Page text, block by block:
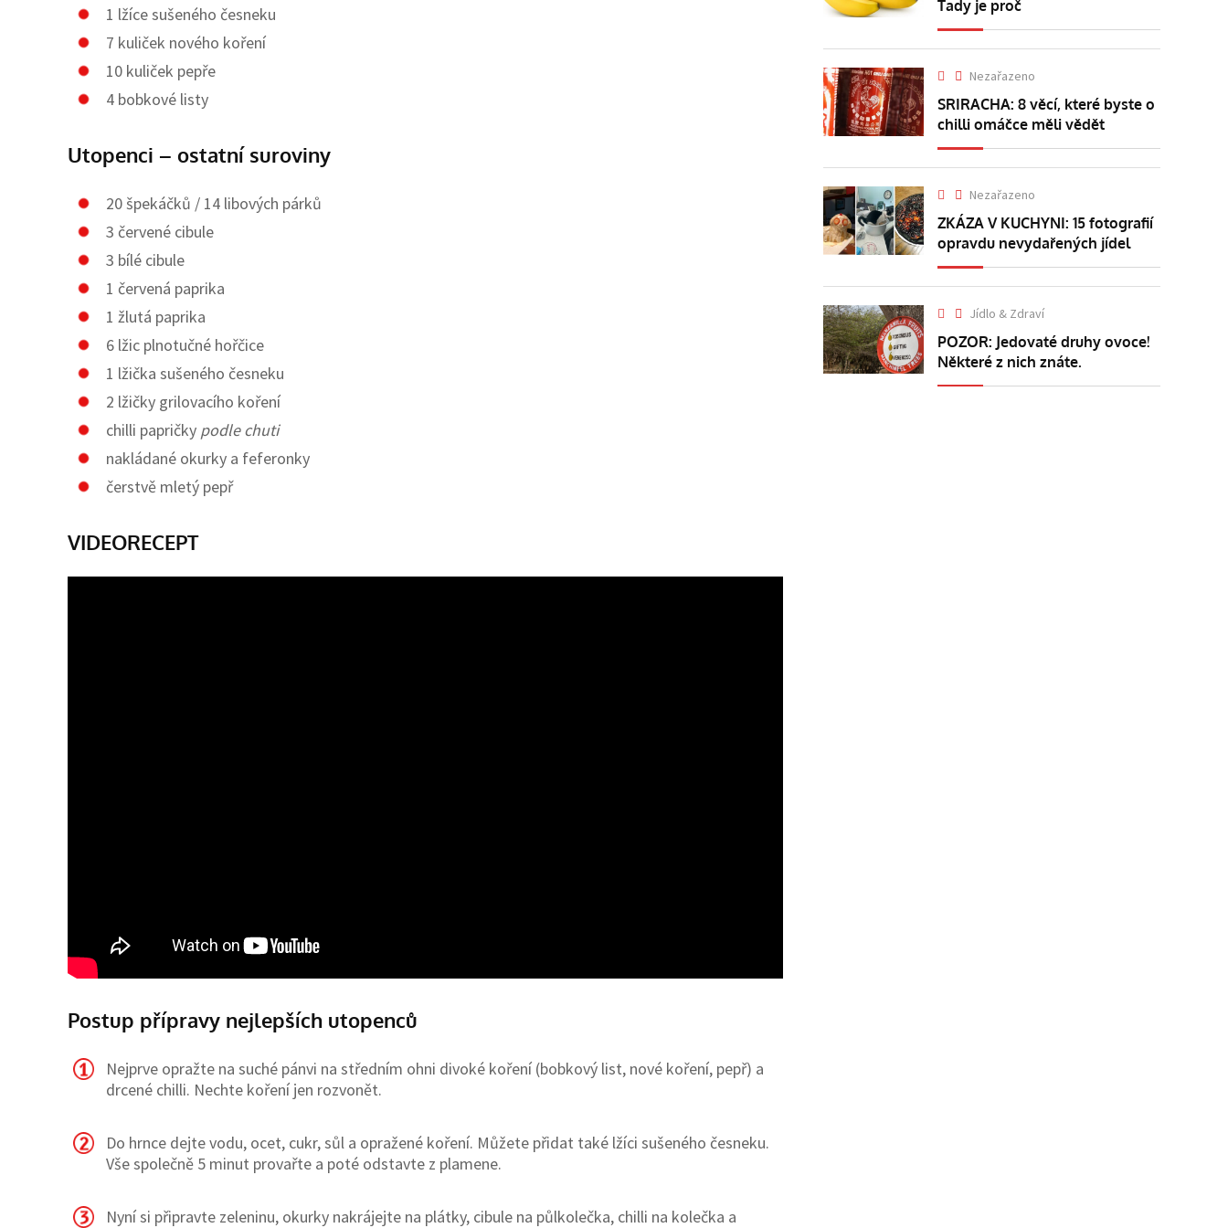
1 lžíce sušeného česneku
7 kuliček nového koření
10 kuliček pepře
4 bobkové listy
Utopenci – ostatní suroviny
20 špekáčků / 14 libových párků
3 červené cibule
3 bílé cibule
1 červená paprika
1 žlutá paprika
6 lžic plnotučné hořčice
1 lžička sušeného česneku
2 lžičky grilovacího koření
chilli papričky podle chuti
nakládané okurky a feferonky
čerstvě mletý pepř
VIDEORECEPT
Postup přípravy nejlepších utopenců
Nejprve opražte na suché pánvi na středním ohni divoké koření (bobkový list, nové koření, pepř) a
drcené chilli. Nechte koření jen rozvonět.
Do hrnce dejte vodu, ocet, cukr, sůl a opražené koření. Můžete přidat také lžíci sušeného česneku.
Vše společně 5 minut provařte a poté odstavte z plamene.
Nyní si připravte zeleninu, okurky nakrájejte na plátky, cibule na půlkolečka, chilli na kolečka a
Tady je proč
Nezařazeno
SRIRACHA: 8 věcí, které byste o
chilli omáčce měli vědět
Nezařazeno
ZKÁZA V KUCHYNI: 15 fotografií
opravdu nevydařených jídel
Jídlo & Zdraví
POZOR: Jedovaté druhy ovoce!
Některé z nich znáte.